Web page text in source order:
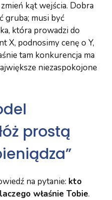
kąt wejścia. Dobra
gruba; musi być
która prowadzi do
X, podnosimy cenę o Y,
tam konkurencja ma
niezaspokojone
prostą
na pytanie: kto
właśnie Tobie.